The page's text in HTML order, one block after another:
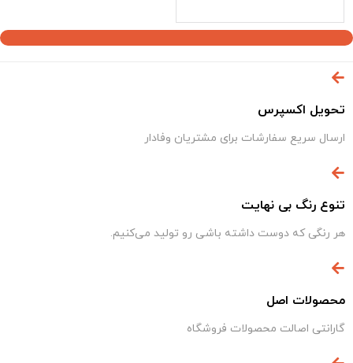
تحویل اکسپرس
ارسال سریع سفارشات برای مشتریان وفادار
تنوع رنگ بی نهایت
هر رنگی که دوست داشته باشی رو تولید می‌کنیم.
محصولات اصل
گارانتی اصالت محصولات فروشگاه